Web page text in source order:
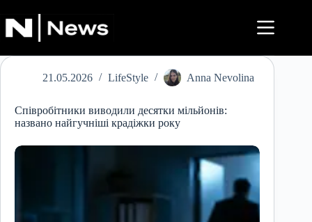
до
вмісту
21.05.2026 LifeStyle Anna Nevolina
Співробітники виводили десятки мільйонів:
названо найгучніші крадіжки року